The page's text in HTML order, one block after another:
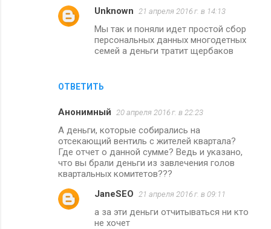
ОТВЕТИТЬ
Unknown 21 апреля 2016 г. в 14:13
Мы так и поняли идет простой сбор
персональных данных многодетных
семей а деньги тратит щербаков
Анонимный 20 апреля 2016 г. в 22:23
А деньги, которые собирались на
отсекающий вентиль с жителей квартала?
Где отчет о данной сумме? Ведь и указано,
что вы брали деньги из завлечения голов
квартальных комитетов???
JaneSEO 21 апреля 2016 г. в 09:11
а за эти деньги отчитываться ни кто
не хочет